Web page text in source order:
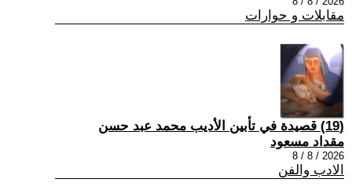
مقابلات و حوارات
(19) قصيدة في تأبين الأديب محمد عبد حسن
مقداد مسعود
2026 / 8 / 8
الادب والفن